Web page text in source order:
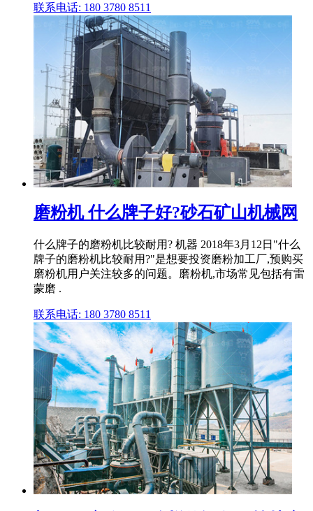
联系电话: 180 3780 8511
磨粉机 什么牌子好?砂石矿山机械网
什么牌子的磨粉机比较耐用? 机器 2018年3月12日"什么
牌子的磨粉机比较耐用?"是想要投资磨粉加工厂,预购买
磨粉机用户关注较多的问题。磨粉机,市场常见包括有雷
蒙磨 .
联系电话: 180 3780 8511